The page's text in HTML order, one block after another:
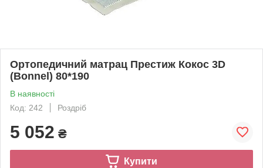
Ортопедичний матрац Престиж Кокос 3D
(Bonnel) 80*190
В наявності
Код: 242
Роздріб
5 052 ₴
Купити